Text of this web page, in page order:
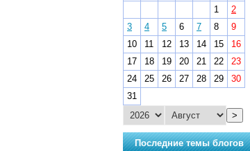
1
2
3
4 5 6 7 8
9
10
11 12 13 14 15
16
17
18 19 20 21 22
23
24
25 26 27 28 29
30
31
>
Последние темы блогов